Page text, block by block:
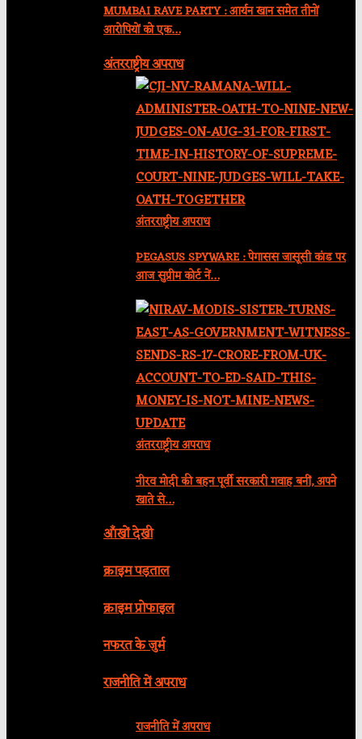
MUMBAI RAVE PARTY : आर्यन खान समेत तीनों
आरोपियों को एक…
अंतरराष्ट्रीय अपराध
अंतरराष्ट्रीय अपराध
PEGASUS SPYWARE : पेगासस जासूसी कांड पर
आज सुप्रीम कोर्ट नें…
अंतरराष्ट्रीय अपराध
नीरव मोदी की बहन पूर्वी सरकारी गवाह बनीं, अपने
खाते से…
आँखों देखी
क्राइम पड़ताल
क्राइम प्रोफाइल
नफरत के जुर्म
राजनीति में अपराध
राजनीति में अपराध